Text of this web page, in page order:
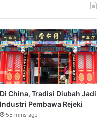
Di China, Tradisi Diubah Jadi
Industri Pembawa Rejeki
55 mins ago